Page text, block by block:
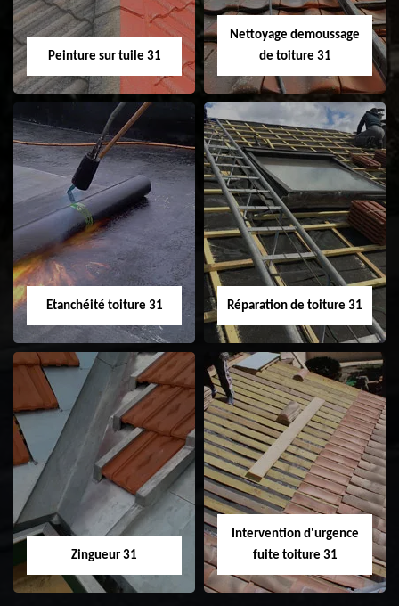
Peinture sur tuile 31
Peinture sur tuile
31
Nettoyage demoussage
de toiture 31
Nettoyage
demoussage de
toiture 31
Etanchéité toiture 31
Etanchéité toiture
31
Réparation de toiture 31
Réparation de
toiture 31
Zingueur 31
Intervention d'urgence
fuite toiture 31